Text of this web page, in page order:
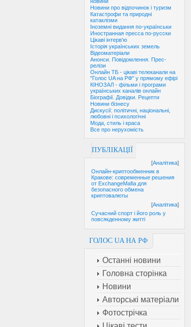
Новини про відпочинок і туризм
Катастрофи та природні
катаклізми
Іноземні видання по-українськи
Иностранная пресса по-русски
Цікаві інтерв'ю
Історія українських земель
Відеоматеріали
Анонси. Повідомлення. Прес-
релізи
Онлайн ТБ - цікаві телеканали на
"Голос UA на РФ" у прямому ефірі
КІНОЗАЛ - фільми і програми
українських каналів онлайн
Біографії. Довідки. Рецепти
Новини бізнесу
Дискусії: політичні, національні,
любовні і психологічні
Мода, стиль і краса
Все про нерухомість
ПУБЛІКАЦІЇ
[Аналітика]
Онлайн-криптообменник в
Кракове: современные решения
от ExchangeMafia для
безопасного обмена
криптовалюты
[Аналітика]
Сучасний спорт і його роль у
повсякденному житті
ГОЛОС UA НА РФ
Останні новини
Головна сторінка
Новини
Авторські матеріали
Фотострічка